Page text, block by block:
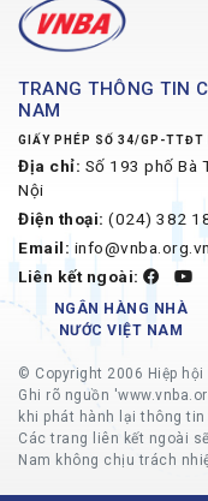
TRANG THÔNG TIN
NAM
GIẤY PHÉP SỐ 34/GP-TTĐT
Địa chỉ: Số 193 phố Bà
Nội
Điện thoại: (024) 382
Email:
Liên kết ngoài:
NGÂN HÀNG NHÀ
NƯỚC VIỆT NAM
© Copyright 2006 Hiệp hội
Ghi rõ nguồn
khi phát hành lại thông
Các trang liên kết ngoài
Nam không chịu trách